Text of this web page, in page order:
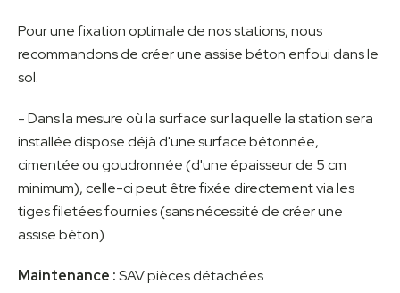
Pour une fixation optimale de nos stations, nous
recommandons de créer une assise béton enfoui dans le
sol.
- Dans la mesure où la surface sur laquelle la station sera
installée dispose déjà d'une surface bétonnée,
cimentée ou goudronnée (d'une épaisseur de 5 cm
minimum), celle-ci peut être fixée directement via les
tiges filetées fournies (sans nécessité de créer une
assise béton).
Maintenance :SAV pièces détachées.